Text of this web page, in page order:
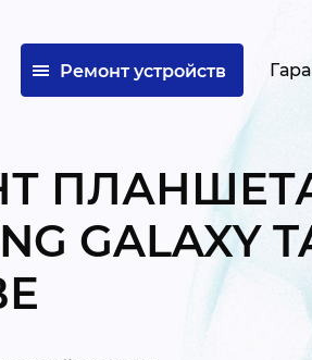
Ремонт устройств
GALAXY